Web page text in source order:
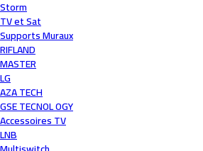
Storm
TV et Sat
Supports Muraux
RIFLAND
MASTER
LG
AZA TECH
GSE TECNOL OGY
Accessoires TV
LNB